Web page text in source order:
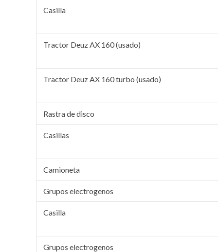
Casilla
Tractor Deuz AX 160 (usado)
Tractor Deuz AX 160 turbo (usado)
Rastra de disco
Casillas
Camioneta
Grupos electrogenos
Casilla
Grupos electrogenos